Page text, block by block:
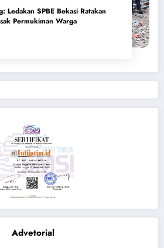
Ledakan SPBE Bekasi Ratakan
Permukiman Warga
Advetorial